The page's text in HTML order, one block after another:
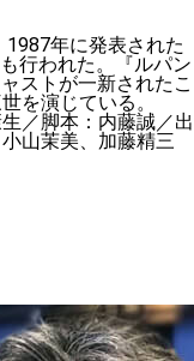
1987年に発表された
行われた。『ルパン
ストが一新されたこ
を演じている。
／脚本：内藤誠／出
山茉美、加藤精三